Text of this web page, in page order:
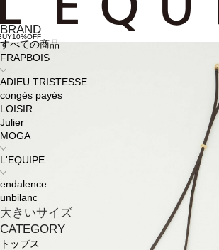
BRAND
すべての商品
FRAPBOIS
ADIEU TRISTESSE
congés payés
LOISIR
Julier
MOGA
L'EQUIPE
endalence
unbilanc
大きいサイズ
CATEGORY
トップス